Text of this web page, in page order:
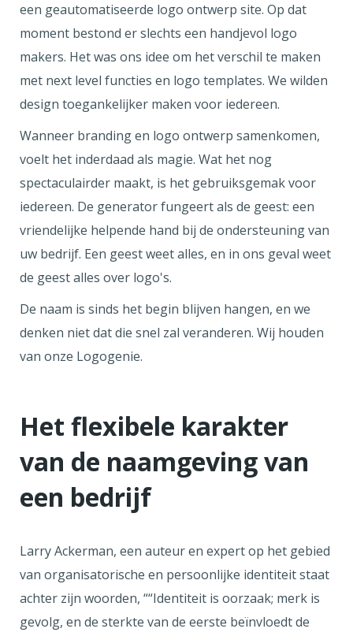
een geautomatiseerde logo ontwerp site. Op dat
moment bestond er slechts een handjevol logo
makers. Het was ons idee om het verschil te maken
met next level functies en logo templates. We wilden
design toegankelijker maken voor iedereen.
Wanneer branding en logo ontwerp samenkomen,
voelt het inderdaad als magie. Wat het nog
spectaculairder maakt, is het gebruiksgemak voor
iedereen. De generator fungeert als de geest: een
vriendelijke helpende hand bij de ondersteuning van
uw bedrijf. Een geest weet alles, en in ons geval weet
de geest alles over logo's.
De naam is sinds het begin blijven hangen, en we
denken niet dat die snel zal veranderen. Wij houden
van onze Logogenie.
Het flexibele karakter
van de naamgeving van
een bedrijf
Larry Ackerman, een auteur en expert op het gebied
van organisatorische en persoonlijke identiteit staat
achter zijn woorden, ““Identiteit is oorzaak; merk is
gevolg, en de sterkte van de eerste beïnvloedt de